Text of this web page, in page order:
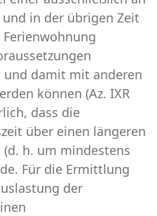
in der übrigen Zeit
und damit mit anderen
können (Az. IXR
dass die
über einen längeren
h. um mindestens
Für die Ermittlung
der